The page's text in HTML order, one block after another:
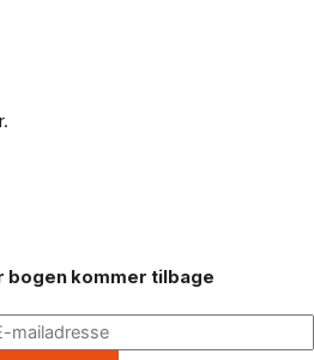
bogen kommer tilbage